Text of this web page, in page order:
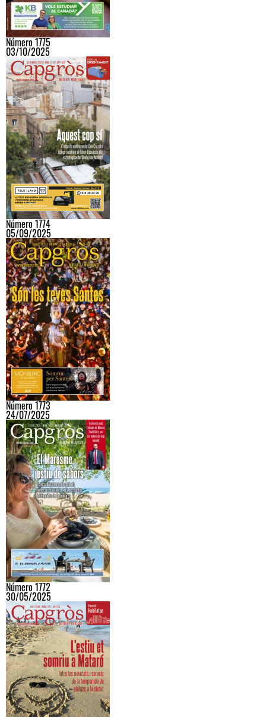
Número 1775
03/10/2025
Número 1774
05/09/2025
Número 1773
24/07/2025
Número 1772
30/05/2025